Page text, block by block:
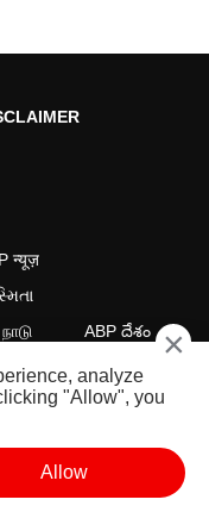
न्यूज़
ABP దేశం
Copyright@2026.
×
analyze
"Allow", you
Allow